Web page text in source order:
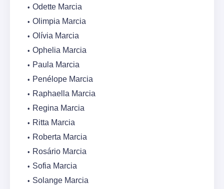
Odette Marcia
Olimpia Marcia
Olívia Marcia
Ophelia Marcia
Paula Marcia
Penélope Marcia
Raphaella Marcia
Regina Marcia
Ritta Marcia
Roberta Marcia
Rosário Marcia
Sofia Marcia
Solange Marcia